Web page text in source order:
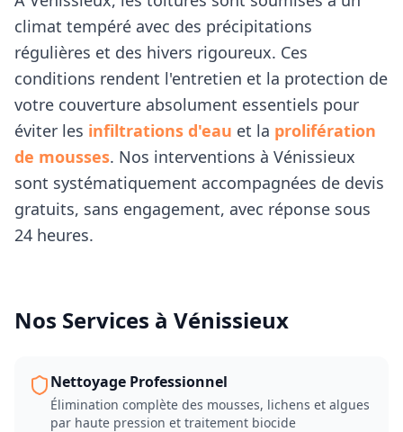
climat tempéré avec des précipitations
régulières et des hivers rigoureux. Ces
conditions rendent l'entretien et la protection de
votre couverture absolument essentiels pour
éviter les infiltrations d'eau et la prolifération
de mousses. Nos interventions à Vénissieux
sont systématiquement accompagnées de devis
gratuits, sans engagement, avec réponse sous
24 heures.
Nos Services à Vénissieux
Nettoyage Professionnel
Élimination complète des mousses, lichens et algues
par haute pression et traitement biocide